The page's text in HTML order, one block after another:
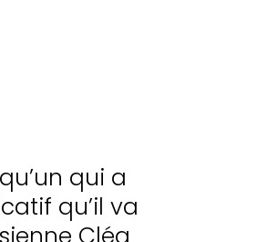
qui a
qu’il va